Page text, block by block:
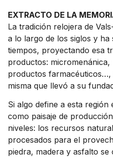
EXTRACTO DE LA
La tradición relojera de
a lo largo de los siglos y ha
tiempos, proyectando esa
productos:
productos farmacéuticos…,
misma que llevó a su
Si algo define a esta región
como paisaje de
niveles: los recursos
procesados para el
piedra, madera y asfalto